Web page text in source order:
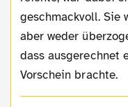
geschmackvoll. Sie
aber weder
dass ausgerechnet
Vorschein brachte.